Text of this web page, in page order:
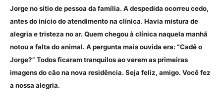
Jorge no sítio de pessoa da família. A despedida ocorreu cedo,
antes do início do atendimento na clínica. Havia mistura de
alegria e tristeza no ar. Quem chegou à clínica naquela manhã
notou a falta do animal. A pergunta mais ouvida era: “Cadê o
Jorge?” Todos ficaram tranquilos ao verem as primeiras
imagens do cão na nova residência. Seja feliz, amigo. Você fez
a nossa alegria.